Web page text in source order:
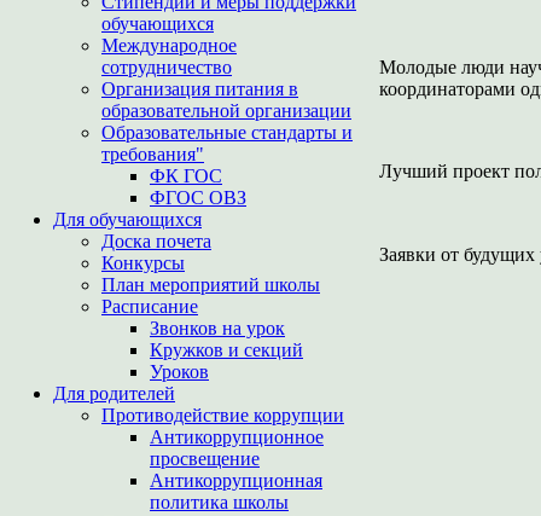
обучающихся
Международное
сотрудничество
Организация питания в
образовательной организации
Образовательные стандарты и
требования"
ФК ГОС
ФГОС ОВЗ
Для обучающихся
Доска почета
Конкурсы
План мероприятий школы
Расписание
Звонков на урок
Кружков и секций
Уроков
Для родителей
Противодействие коррупции
Антикоррупционное
просвещение
Антикоррупционная
политика школы
Молодые люди
координаторами
Лучший проект
Заявки от